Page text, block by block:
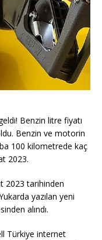
Benzin litre fiyatı
Benzin ve motorin
100 kilometrede kaç
2023.
2023 tarihinden
yazılan yeni
alındı.
Türkiye internet